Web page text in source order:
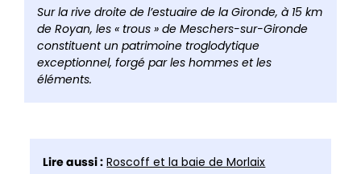
de
Sur la rive droite de l’estuaire de la Gironde, à 15 km
de Royan, les « trous » de Meschers-sur-Gironde
constituent un patrimoine troglodytique
exceptionnel, forgé par les hommes et les
éléments.
Lire aussi : Roscoff et la baie de Morlaix